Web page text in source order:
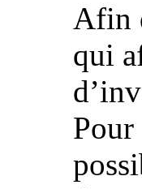
Afin
qui
Pour